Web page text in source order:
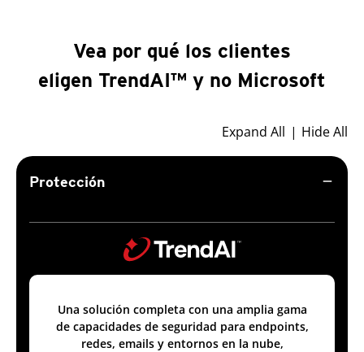
Vea por qué los clientes
eligen TrendAI™ y no Microsoft
Expand All Hide All
Protección remove
Una solución completa con una amplia gama
de capacidades de seguridad para endpoints,
redes, emails y entornos en la nube,